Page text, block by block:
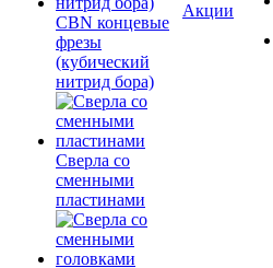
CBN концевые
фрезы
(кубический
нитрид бора)
Сверла со
сменными
пластинами
Акции